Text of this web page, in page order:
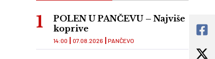
POLEN U PANČEVU – Najviše
koprive
PANČEVO
14:00 07.08.2026